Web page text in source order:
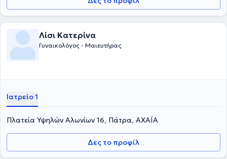
Λίσι Κατερίνα
Γυναικολόγος - Μαιευτήρας
Ιατρείο 1
Πλατεία Υψηλών Αλωνίων 16, Πάτρα, ΑΧΑΪΑ
Δες το προφίλ